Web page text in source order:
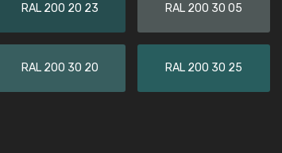
RAL 200 20 23 RAL 200 30 05
RAL 200 30 20 RAL 200 30 25